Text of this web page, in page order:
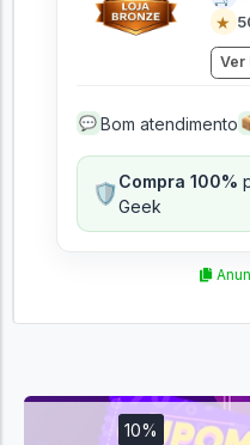
★
Ver
💬 Bom atendimento
🛡️Compra 100%
Geek
10%